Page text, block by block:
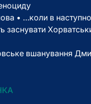
• …коли в
заснувати
вшанування